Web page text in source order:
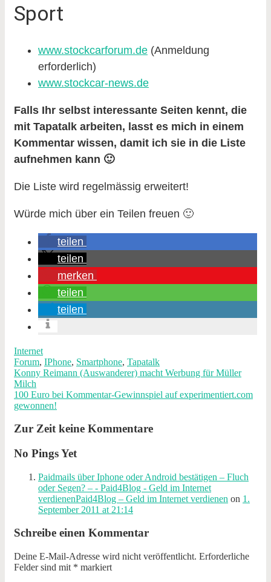
Sport
www.stockcarforum.de (Anmeldung
erforderlich)
www.stockcar-news.de
Falls Ihr selbst interessante Seiten kennt, die
mit Tapatalk arbeiten, lasst es mich in einem
Kommentar wissen, damit ich sie in die Liste
aufnehmen kann 🙂
Die Liste wird regelmässig erweitert!
Würde mich über ein Teilen freuen 🙂
teilen
teilen
merken
teilen
teilen
Internet
Forum, IPhone, Smartphone, Tapatalk
Konny Reimann (Auswanderer) macht Werbung für Müller
Milch
100 Euro bei Kommentar-Gewinnspiel auf experimentiert.com
gewonnen!
Zur Zeit keine Kommentare
No Pings Yet
Paidmails über Iphone oder Android bestätigen – Fluch
oder Segen? – - Paid4Blog - Geld im Internet
verdienenPaid4Blog – Geld im Internet verdienen on 1.
September 2011 at 21:14
Schreibe einen Kommentar
Deine E-Mail-Adresse wird nicht veröffentlicht. Erforderliche
Felder sind mit * markiert